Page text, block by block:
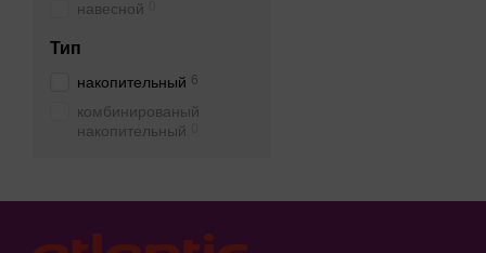
навесной
Тип
накопительный 6
комбинированый
накопительный